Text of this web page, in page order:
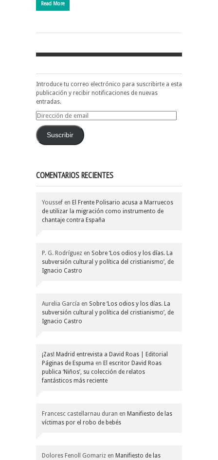
Read More
Introduce tu correo electrónico para suscribirte a esta
publicación y recibir notificaciones de nuevas
entradas.
Dirección
emailSuscribir
COMENTARIOS RECIENTES
Youssef en El Frente Polisario acusa a Marruecos
de utilizar la migración como instrumento de
chantaje contra España
P. G. Rodríguez en Sobre ‘Los odios y los días. La
subversión cultural y política del cristianismo’, de
Ignacio Castro
Aurelia García en Sobre ‘Los odios y los días. La
subversión cultural y política del cristianismo’, de
Ignacio Castro
¡Zas! Madrid entrevista a David Roas | Editorial
Páginas de Espuma en El escritor David Roas
publica ‘Niños’, su colección de relatos
fantásticos más reciente
Francesc castellarnau duran en Manifiesto de las
víctimas por el robo de bebés
Dolores Fenoll Gomariz en Manifiesto de las